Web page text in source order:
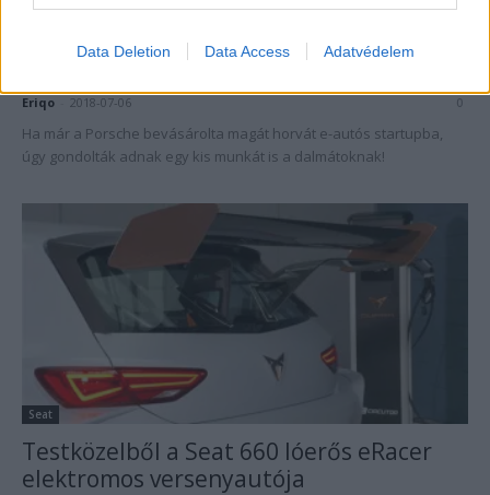
Data Deletion Data Access Adatvédelem
Rimac
Besegít a Rimac a Seat CUPRA eRacer
Eriqo 2018-07-06 0
Ha már a Porsche bevásárolta magát horvát e-autós startupba,
úgy gondolták adnak egy kis munkát is a dalmátoknak!
Seat
Testközelből a Seat 660 lóerős eRacer
elektromos versenyautója